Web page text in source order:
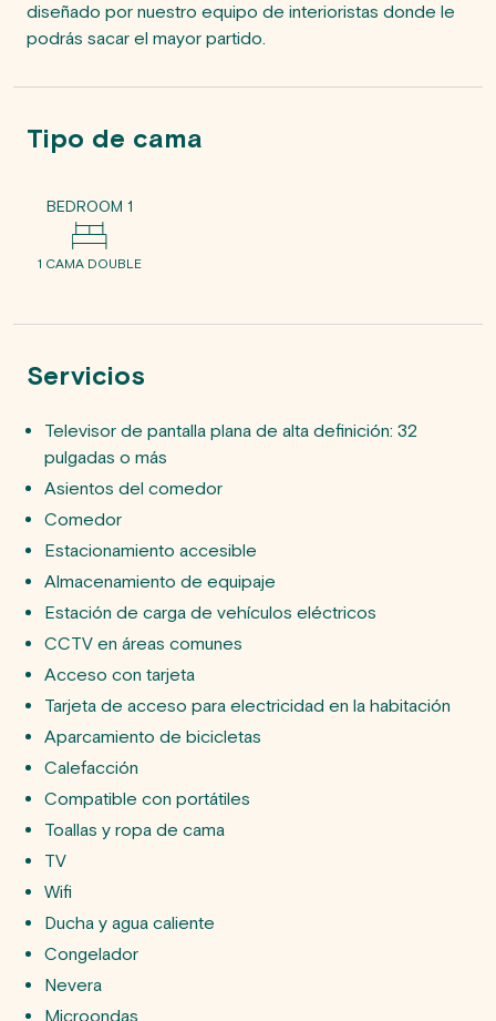
diseñado por nuestro equipo de interioristas donde le
podrás sacar el mayor partido.
Tipo de cama
BEDROOM 1
1 CAMA DOUBLE
Servicios
Televisor de pantalla plana de alta definición: 32
pulgadas o más
Asientos del comedor
Comedor
Estacionamiento accesible
Almacenamiento de equipaje
Estación de carga de vehículos eléctricos
CCTV en áreas comunes
Acceso con tarjeta
Tarjeta de acceso para electricidad en la habitación
Aparcamiento de bicicletas
Calefacción
Compatible con portátiles
Toallas y ropa de cama
TV
Wifi
Ducha y agua caliente
Congelador
Nevera
Microondas